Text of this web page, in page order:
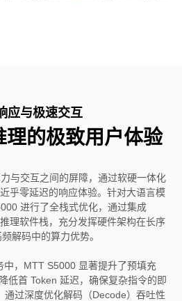
应与极速交互
理的极致用户体验
与交互之间的屏障，通过软硬一体化
乎零延迟的响应体验。针对大语言模
进行了全栈式优化，通过集成
理软件栈，充分发挥硬件架构在长序
解码中的算力优势。
中，MTT S5000 显著提升了预填充
低首 Token 延迟，确保复杂指令的即
通过深度优化解码（Decode）吞吐性